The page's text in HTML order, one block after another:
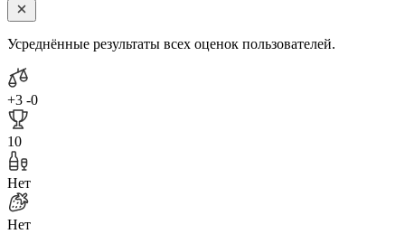
Усреднённые результаты всех оценок пользователей.
+3 -0
10
Нет
Нет